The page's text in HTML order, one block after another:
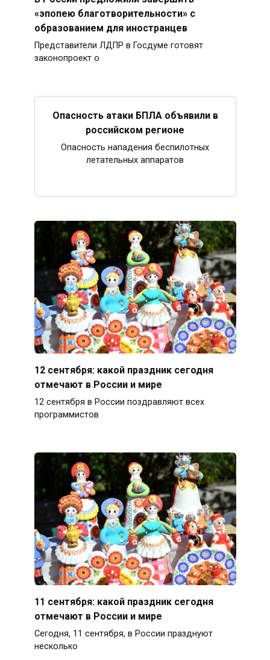
«эпопею благотворительности» с
образованием для иностранцев
Представители ЛДПР в Госдуме готовят
законопроект о
Опасность атаки БПЛА объявили в
российском регионе
Опасность нападения беспилотных
летательных аппаратов
12 сентября: какой праздник сегодня
отмечают в России и мире
12 сентября в России поздравляют всех
программистов
11 сентября: какой праздник сегодня
отмечают в России и мире
Сегодня, 11 сентября, в России празднуют
несколько